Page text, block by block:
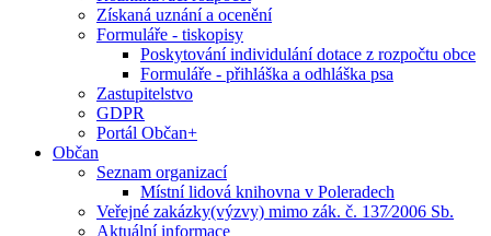
Získaná uznání a ocenění
Formuláře - tiskopisy
Poskytování individulání dotace z rozpočtu obce
Formuláře - přihláška a odhláška psa
Zastupitelstvo
GDPR
Portál Občan+
Občan
Seznam organizací
Místní lidová knihovna v Poleradech
Veřejné zakázky(výzvy) mimo zák. č. 137⁄2006 Sb.
Aktuální informace